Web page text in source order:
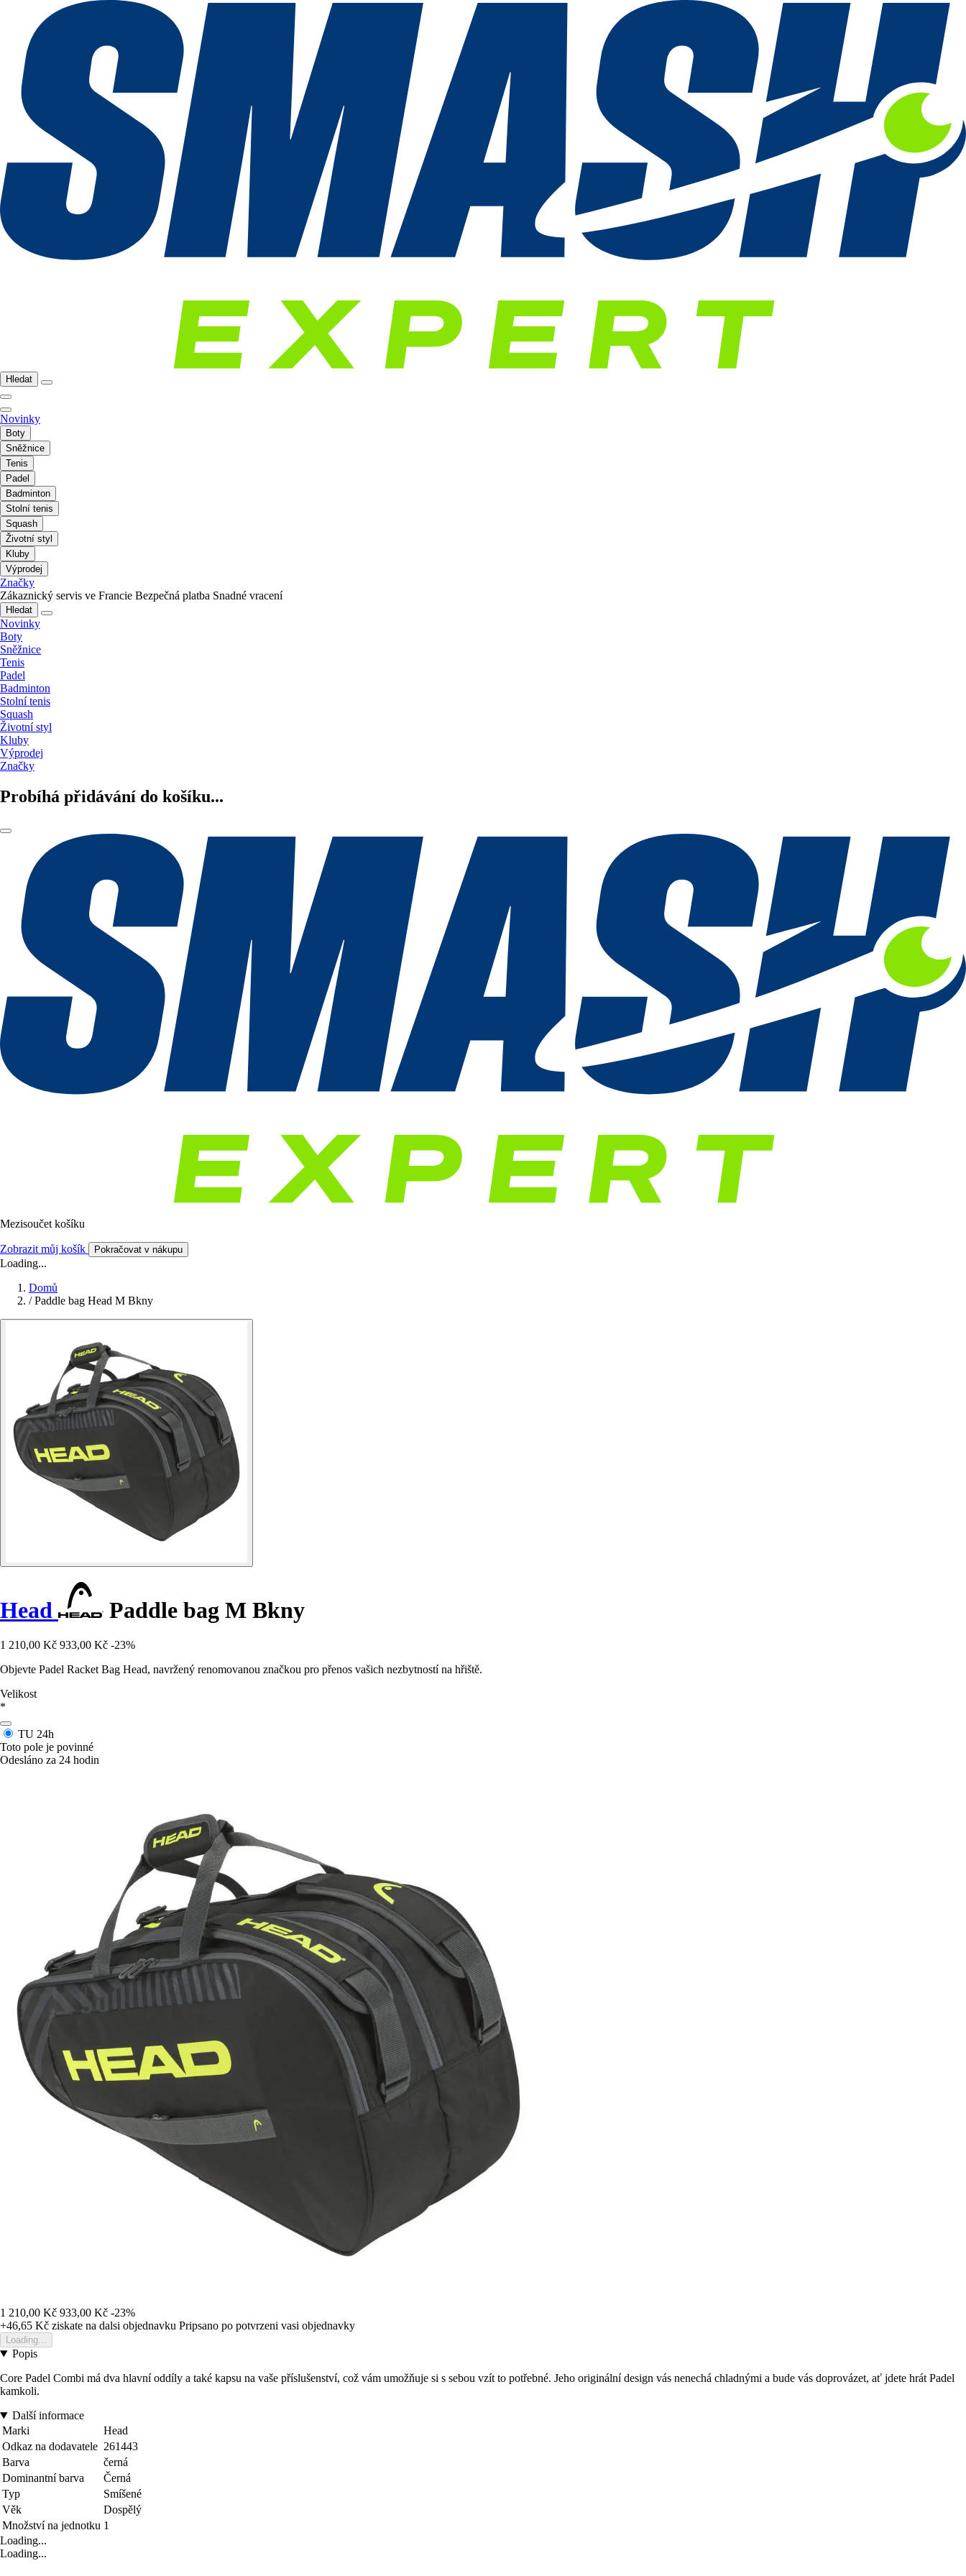
Hledat
Novinky
Boty
Sněžnice
Tenis
Padel
Badminton
Stolní tenis
Squash
Životní styl
Kluby
Výprodej
Značky
Zákaznický servis ve Francie Bezpečná platba Snadné vracení
Hledat
Novinky
Boty
Sněžnice
Tenis
Padel
Badminton
Stolní tenis
Squash
Životní styl
Kluby
Výprodej
Značky
Probíhá přidávání do košíku...
Mezisoučet košíku
Zobrazit můj košík Pokračovat v nákupu
Loading...
Domů
/ Paddle bag Head M Bkny
Head Paddle bag M Bkny
1 210,00 Kč 933,00 Kč -23%
Objevte Padel Racket Bag Head, navržený renomovanou značkou pro přenos vašich nezbytností na hřiště.
Velikost
*
TU 24h
Toto pole je povinné
Odesláno za 24 hodin
1 210,00 Kč 933,00 Kč -23%
+46,65 Kč ziskate na dalsi objednavku Pripsano po potvrzeni vasi objednavky
Loading...
Popis
Core Padel Combi má dva hlavní oddíly a také kapsu na vaše příslušenství, což vám umožňuje si s sebou vzít to potřebné. Jeho originální design vás nenechá chladnými a bude vás doprovázet, ať jdete hrát Padel
kamkoli.
Další informace
Marki
Head
Odkaz na dodavatele 261443
Barva
černá
Dominantní barva
Černá
Typ
Smíšené
Věk
Dospělý
Množství na jednotku 1
Loading...
Loading...